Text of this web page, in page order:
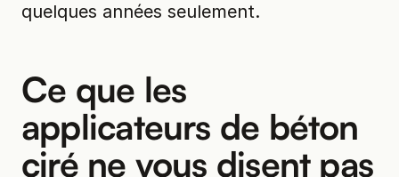
quelques années seulement.
Ce que les
applicateurs de béton
ciré ne vous disent pas